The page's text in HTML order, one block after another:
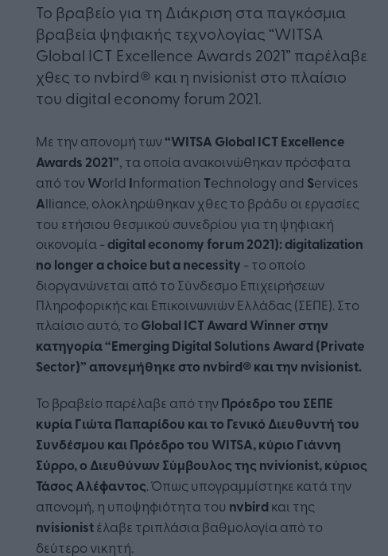
Το βραβείο για τη Διάκριση στα παγκόσμια
βραβεία ψηφιακής τεχνολογίας “WITSA
Global ICT Excellence Awards 2021” παρέλαβε
χθες το nvbird®️ και η nvisionist στο πλαίσιο
του digital economy forum 2021.
Με την απονομή των“WITSA Global ICTExcellence
Awards 2021”, τα οποία ανακοινώθηκαν πρόσφατα
από τονWorld Information Technology and Services
Alliance, ολοκληρώθηκαν χθες το βράδυ οι εργασίες
του ετήσιου θεσμικού συνεδρίου για τη ψηφιακή
οικονομία -digitaleconomyforum2021):digitalization
no longerachoicebutanecessity - το οποίο
διοργανώνεται από το Σύνδεσμο Επιχειρήσεων
Πληροφορικής και Επικοινωνιών Ελλάδας (ΣΕΠΕ). Στο
πλαίσιο αυτό, το Global ICTAwardWinnerστην
κατηγορία “Emerging Digital Solutions Award(Private
Sector)”απονεμήθηκε στο nvbird®️ και την nvisionist.
Το βραβείο παρέλαβε από τηνΠρόεδρο του ΣΕΠΕ
κυρία Γιώτα Παπαρίδου και το Γενικό Διευθυντή του
Συνδέσμου και Πρόεδρο του WITSA, κύριο Γιάννη
Σύρρο, ο Διευθύνων Σύμβουλος της nvivionist, κύριος
Τάσος Αλέφαντος. Όπως υπογραμμίστηκε κατά την
απονομή, η υποψηφιότητα του nvbirdκαι της
nvisionistέλαβε τριπλάσια βαθμολογία από το
δεύτερο νικητή.